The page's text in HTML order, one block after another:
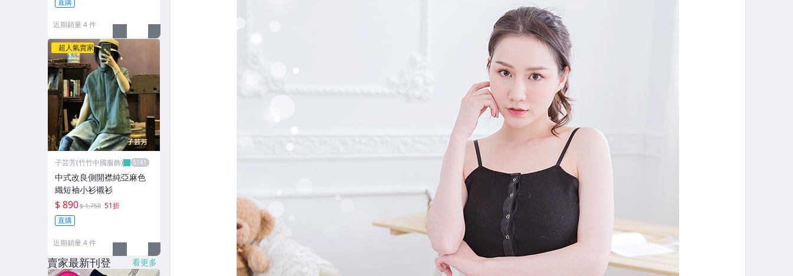
直購
近期銷量 4 件
超人氣賣家
子芸芳(竹竹中國服飾)
中式改良側開襟純亞麻色
織短袖小衫襯衫
$ 890$ 1,750 51折
直購
近期銷量 4 件
賣家最新刊登 看更多